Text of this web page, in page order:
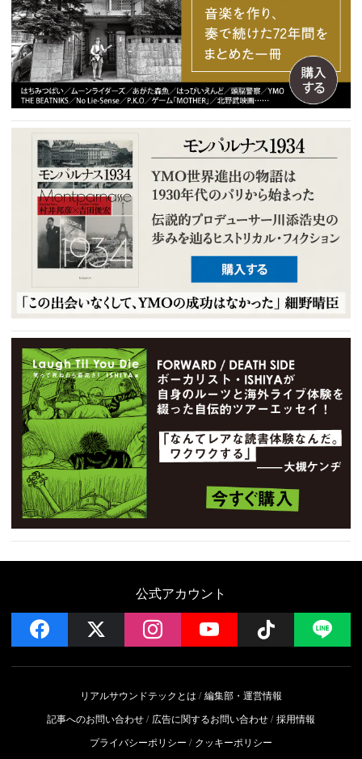
公式アカウント
facebook instagramYouTube Follow
リアルサウンドテックとは
編集部・運営情報
記事へのお問い合わせ
広告に関するお問い合わせ 採用情報
プライバシーポリシー
クッキーポリシー